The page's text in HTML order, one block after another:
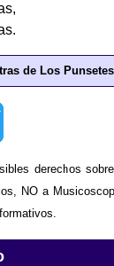
de Los Punsetes
derechos
NO a